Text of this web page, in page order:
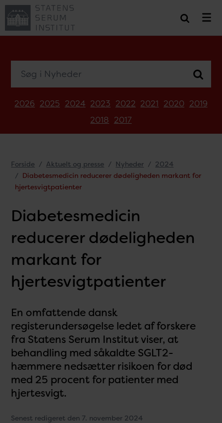
2026 2025 2024 2023 2022 2021 2020 2019
2018 2017
Forside Aktuelt og presse Nyheder
2024
Diabetesmedicin reducerer dødeligheden markant for
hjertesvigtpatienter
Diabetesmedicin
reducerer dødeligheden
markant for
hjertesvigtpatienter
En omfattende dansk
registerundersøgelse ledet af forskere
fra Statens Serum Institut viser, at
behandling med såkaldte SGLT2-
hæmmere nedsætter risikoen for død
med 25 procent for patienter med
hjertesvigt.
Senest redigeret den 7. november 2024